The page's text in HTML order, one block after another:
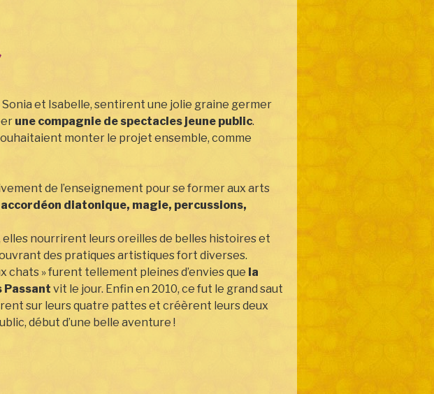
Sonia et Isabelle, sentirent une jolie graine germer
une compagnie de spectacles jeune public.
monter le projet ensemble, comme
de l’enseignement pour se former aux arts
diatonique, magie, percussions,
elles nourrirent leurs oreilles de belles histoires et
des pratiques artistiques fort diverses.
chats » furent tellement pleines d’envies que la
Passant vit le jour. Enfin en 2010, ce fut le grand saut
sur leurs quatre pattes et créèrent leurs deux
début d’une belle aventure !